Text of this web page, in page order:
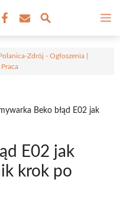
Zdrój - Ogłoszenia |
Beko błąd E02 jak
E02 jak
krok po